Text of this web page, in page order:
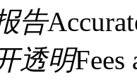
告
透明Fees